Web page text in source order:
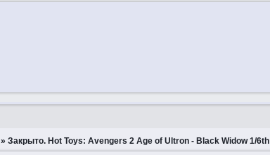
»Закрытo. Hot Toys: Avengers 2 Age of Ultron - Black Widow 1/6th